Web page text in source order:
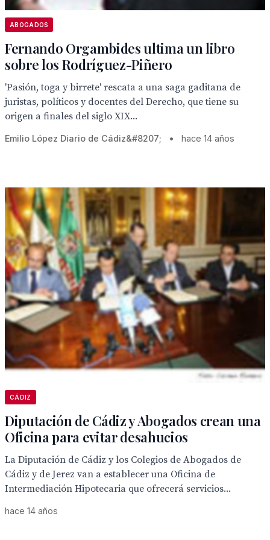
ABOGADOS
Fernando Orgambides ultima un libro
sobre los Rodríguez-Piñero
'Pasión, toga y birrete' rescata a una saga gaditana de
juristas, políticos y docentes del Derecho, que tiene su
origen a finales del siglo XIX...
Emilio López Diario de Cádiz&#8207; • hace 14 años
CÁDIZ
Diputación de Cádiz y Abogados crean una
Oficina para evitar desahucios
La Diputación de Cádiz y los Colegios de Abogados de
Cádiz y de Jerez van a establecer una Oficina de
Intermediación Hipotecaria que ofrecerá servicios...
hace 14 años